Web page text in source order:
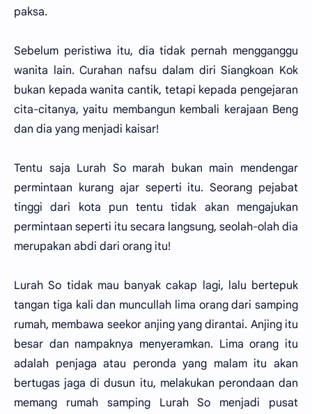
paksa.
Sebelum peristiwa itu, dia tidak pernah mengganggu
wanita lain. Curahan nafsu dalam diri Siangkoan Kok
bukan kepada wanita cantik, tetapi kepada pengejaran
cita-citanya, yaitu membangun kembali kerajaan Beng
dan dia yang menjadi kaisar!
Tentu saja Lurah So marah bukan main mendengar
permintaan kurang ajar seperti itu. Seorang pejabat
tinggi dari kota pun tentu tidak akan mengajukan
permintaan seperti itu secara langsung, seolah-olah dia
merupakan abdi dari orang itu!
Lurah So tidak mau banyak cakap lagi, lalu bertepuk
tangan tiga kali dan muncullah lima orang dari samping
rumah, membawa seekor anjing yang dirantai. Anjing itu
besar dan nampaknya menyeramkan. Lima orang itu
adalah penjaga atau peronda yang malam itu akan
bertugas jaga di dusun itu, melakukan perondaan dan
memang rumah samping Lurah So menjadi pusat